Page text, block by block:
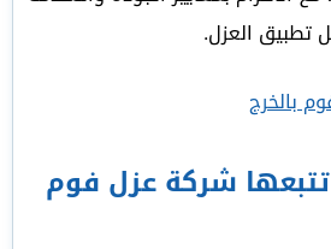
تطبيق العزل.
بالخرج
شركة عزل فوم